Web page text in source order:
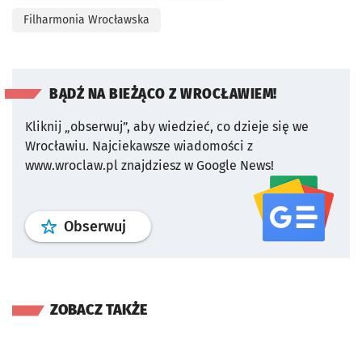
Filharmonia Wrocławska
BĄDŹ NA BIEŻĄCO Z WROCŁAWIEM!
Kliknij „obserwuj”, aby wiedzieć, co dzieje się we
Wrocławiu. Najciekawsze wiadomości z
www.wroclaw.pl znajdziesz w Google News!
Obserwuj profil serwisu
ZOBACZ TAKŻE